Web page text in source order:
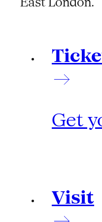
Get
Visit